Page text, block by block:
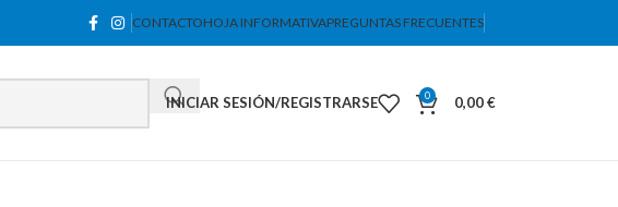
CONTACTOHOJA INFORMATIVAPREGUNTAS FRECUENTES
INICIAR SESIÓN/REGISTRARSE 0 0,00€